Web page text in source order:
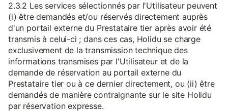
2.3.2 Les services sélectionnés par l'Utilisateur peuvent
(i) être demandés et/ou réservés directement auprès
d'un portail externe du Prestataire tier après avoir été
transmis à celui-ci ; dans ces cas, Holidu se charge
exclusivement de la transmission technique des
informations transmises par l'Utilisateur et de la
demande de réservation au portail externe du
Prestataire tier ou à ce dernier directement, ou (ii) être
demandés de manière contraignante sur le site Holidu
par réservation expresse.